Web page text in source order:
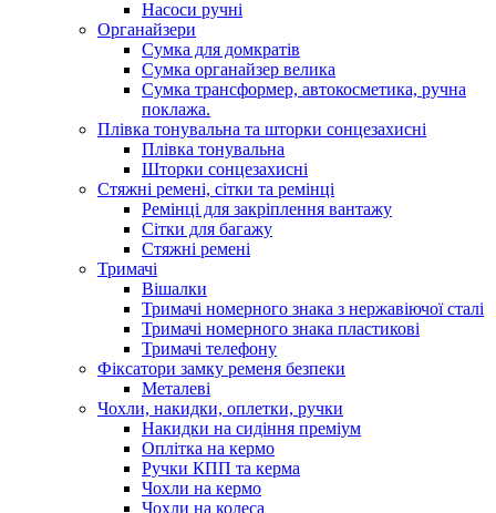
Насоси ручні
Органайзери
Сумка для домкратів
Сумка органайзер велика
Сумка трансформер, автокосметика, ручна
поклажа.
Плівка тонувальна та шторки сонцезахисні
Плівка тонувальна
Шторки сонцезахисні
Стяжні ремені, сітки та ремінці
Ремінці для закріплення вантажу
Сітки для багажу
Стяжні ремені
Тримачі
Вішалки
Тримачі номерного знака з нержавіючої сталі
Тримачі номерного знака пластикові
Тримачі телефону
Фіксатори замку ременя безпеки
Металеві
Чохли, накидки, оплетки, ручки
Накидки на сидіння преміум
Оплітка на кермо
Ручки КПП та керма
Чохли на кермо
Чохли на колеса